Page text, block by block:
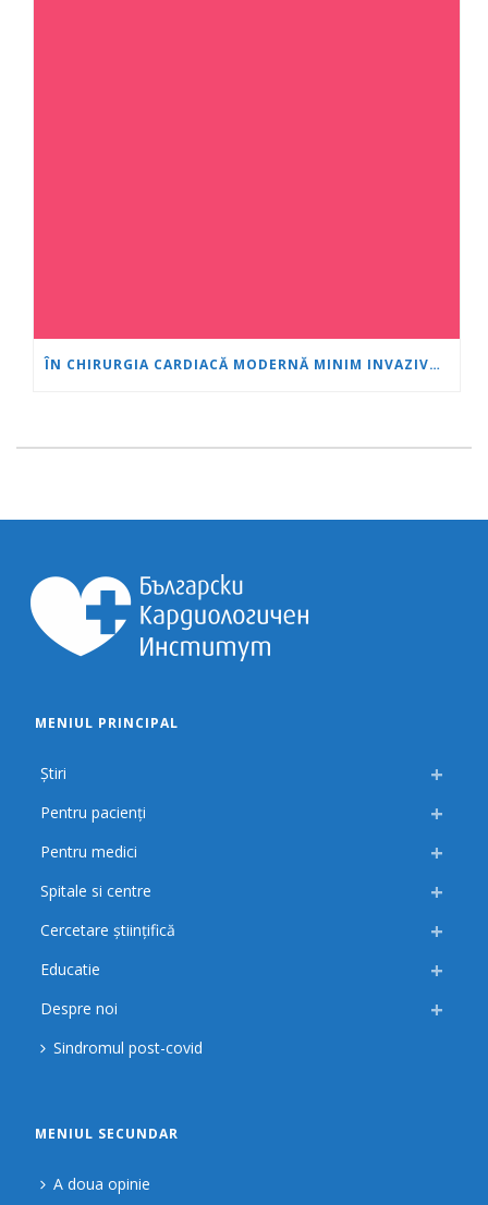
ÎN CHIRURGIA CARDIACĂ MODERNĂ MINIM INVAZIVĂ, VÂRSTA ESTE DOAR UN NUMĂR
MENIUL PRINCIPAL
Știri
Pentru pacienți
Pentru medici
Spitale si centre
Cercetare științifică
Educatie
Despre noi
Sindromul post-covid
MENIUL SECUNDAR
A doua opinie